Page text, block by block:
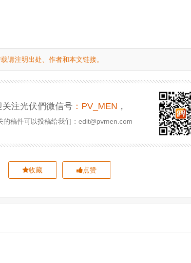
请注明出处、作者和本文链接。
注光伏們微信号 ：PV_MEN ，
的稿件可以投稿给我们：edit@pvmen.com
收藏 点赞